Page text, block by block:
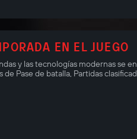
EN EL JUEGO
y las tecnologías modernas se
Pase de batalla, Partidas